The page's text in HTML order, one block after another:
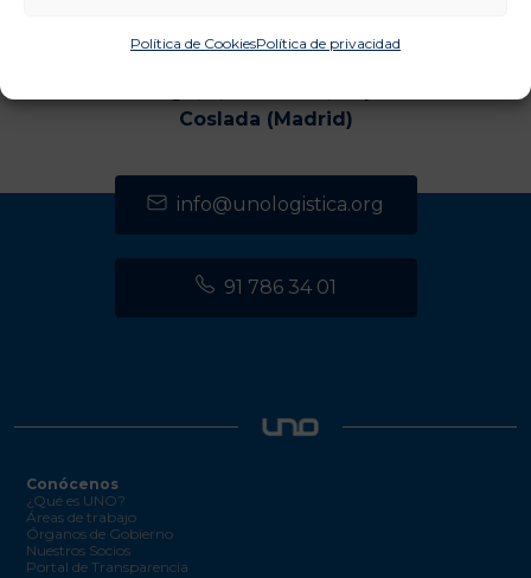
Política de CookiesPolítica de privacidad
Coslada (Madrid)
info@unologistica.org
91 786 34 01
Conócenos
¿Qué es UNO?
Áreas de trabajo
Órganos de Gobierno
Nuestros Socios
Portal de Transparencia